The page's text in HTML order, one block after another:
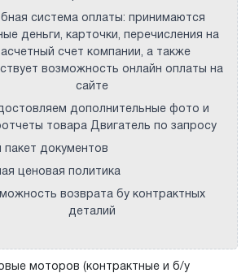
система оплаты: принимаются
деньги, карточки, перечисления на
счет компании, а также
возможность онлайн оплаты на
сайте
дополнительные фото и
товара Двигатель по запросу
пакет документов
ценовая политика
возврата бу контрактных
деталий
моторов (контрактные и б/у